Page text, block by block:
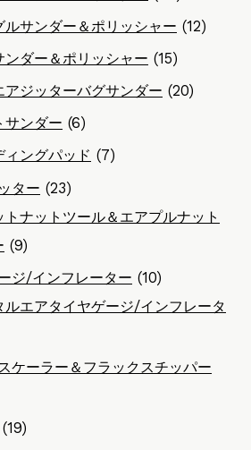
ルサンダー＆ポリッシャー (12)
ンダー＆ポリッシャー (15)
アジッターバグサンダー (20)
サンダー (6)
ィングパッド (7)
ター (23)
トナットツール＆エアプルナット
(9)
ジ/インフレーター (10)
ルエアタイヤゲージ/インフレータ
ケーラー＆フラックスチッパー
(19)